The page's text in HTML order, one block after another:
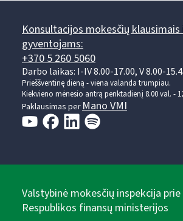
Konsultacijos mokesčių klausimais
gyventojams:
+370 5 260 5060
Darbo laikas: I-IV 8.00-17.00, V 8.00-
Prieššventinę dieną - viena valanda trumpiau.
Kiekvieno mėnesio antrą penktadienį 8.00 val. -
Paklausimas perMano VMI
Valstybinė mokesčių inspekcija
Respublikos finansų ministerijos